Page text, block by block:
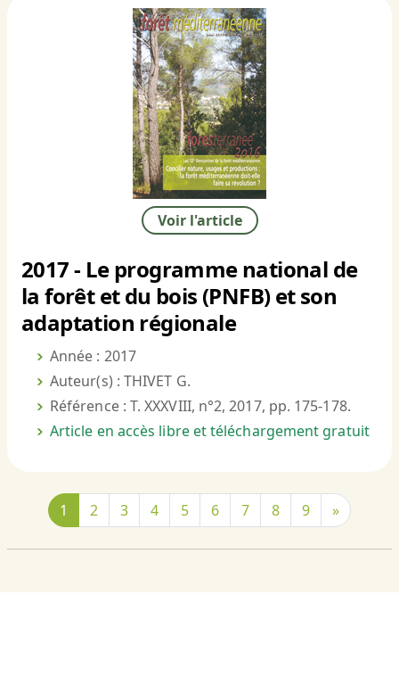
Voir l'article
2017 - Le programme national de
la forêt et du bois (PNFB) et son
adaptation régionale
Année : 2017
Auteur(s) : THIVET G.
Référence : T. XXXVIII, n°2, 2017, pp. 175-178.
Article en accès libre et téléchargement gratuit
1 2 3 4 5 6 7 8 9 »